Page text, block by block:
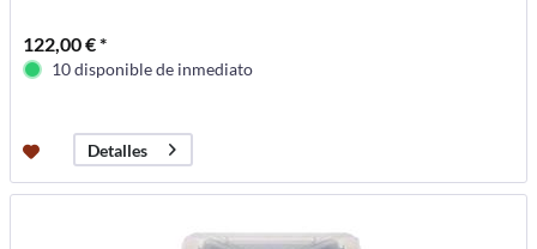
122,00 € *
10 disponible de inmediato
Detalles